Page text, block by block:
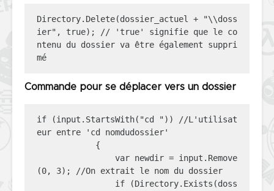
Directory.Delete(dossier_actuel + "\\doss
ier", true); // 'true' signifie que le co
ntenu du dossier va être également suppri
mé
Commande pour se déplacer vers un dossier
if (input.StartsWith("cd ")) //L'utilisat
eur entre 'cd nomdudossier'
(0, 3); //On extrait le nom du dossier